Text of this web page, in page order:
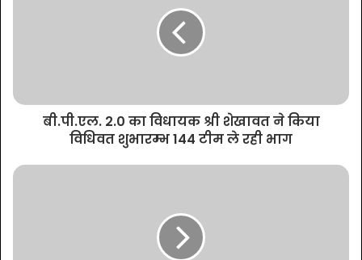
बी.पी.एल. 2.0 का विधायक श्री शेखावत ने किया
विधिवत शुभारम्भ 144 टीम ले रही भाग